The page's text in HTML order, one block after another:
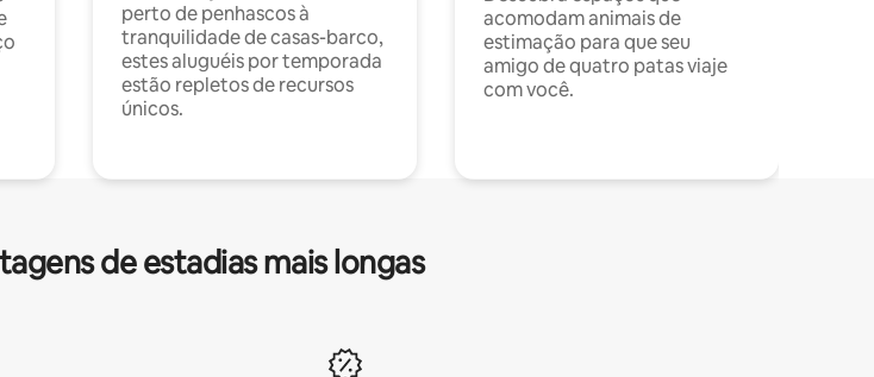
perto de penhascos à
tranquilidade de casas-barco,
estes aluguéis por temporada
estão repletos de recursos
únicos.
acomodam animais de
estimação para que seu
amigo de quatro patas viaje
com você.
de estadias mais longas